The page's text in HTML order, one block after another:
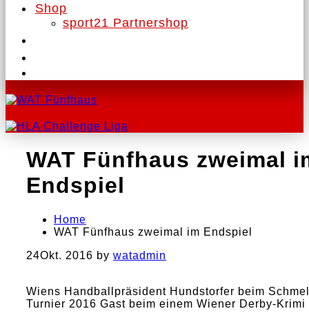
Shop
sport21 Partnershop
WAT Fünfhaus zweimal
Endspiel
Home
WAT Fünfhaus zweimal im Endspiel
24Okt. 2016 by watadmin
Wiens Handballpräsident Hundstorfer beim
Turnier 2016 Gast beim einem Wiener Derby-Krimi